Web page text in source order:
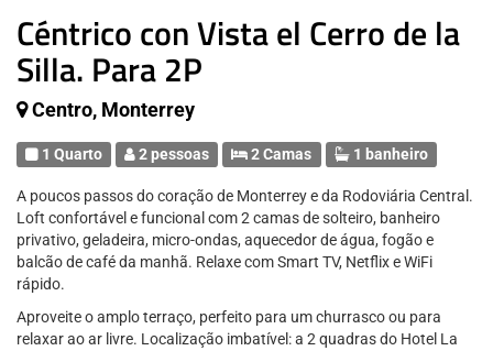
Céntrico con Vista el Cerro de la
Silla. Para 2P
Centro, Monterrey
1 Quarto 2 pessoas 2 Camas 1 banheiro
A poucos passos do coração de Monterrey e da Rodoviária Central.
Loft confortável e funcional com 2 camas de solteiro, banheiro
privativo, geladeira, micro-ondas, aquecedor de água, fogão e
balcão de café da manhã. Relaxe com Smart TV, Netflix e WiFi
rápido.
Aproveite o amplo terraço, perfeito para um churrasco ou para
relaxar ao ar livre. Localização imbatível: a 2 quadras do Hotel La